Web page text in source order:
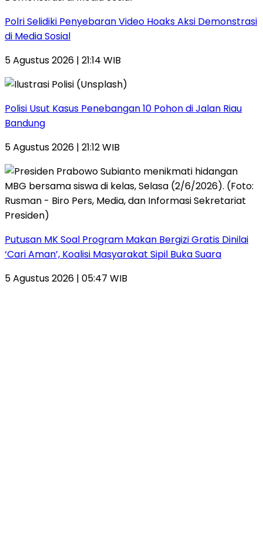
Polri Selidiki Penyebaran Video Hoaks Aksi Demonstrasi
di Media Sosial
5 Agustus 2026 | 21:14 WIB
Polisi Usut Kasus Penebangan 10 Pohon di Jalan Riau
Bandung
5 Agustus 2026 | 21:12 WIB
Putusan MK Soal Program Makan Bergizi Gratis Dinilai
‘Cari Aman’, Koalisi Masyarakat Sipil Buka Suara
5 Agustus 2026 | 05:47 WIB